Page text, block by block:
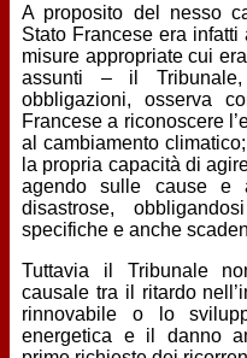
A proposito del nesso
Stato Francese era
misure appropriate cui
assunti – il
obbligazioni, osserva
Francese a riconoscere
al cambiamento
la propria capacità di
agendo sulle cause e
disastrose,
specifiche e anche
Tuttavia il Tribunale
causale tra il ritardo
rinnovabile o lo
energetica e il danno